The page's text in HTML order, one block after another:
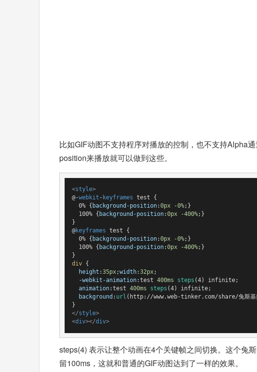
比如GIF动图不支持程序对播放的控制，也不支持Alpha
position来播放就可以做到这些。
<style>
@-webkit - keyframes test {
  0% {
background-position:0px -0%;}
  100% {
background-position:0px -400%;}
}
@keyframes test {
  0% {
background-position:0px -0%;}
  100% {
background-position:0px -400%;}
div {
height :35px;width:32px;
-webkit-animation:test 400ms steps (4) infinite;
animation:test 400ms steps (4) infinite;
background : url (http://www.web-tinker.com/share/兔斯基
</style>
<div></div>
steps(4) 表示让整个动画在4个关键帧之间切换。这个兔
留100ms，这就和普通的GIF动图达到了一样的效果。